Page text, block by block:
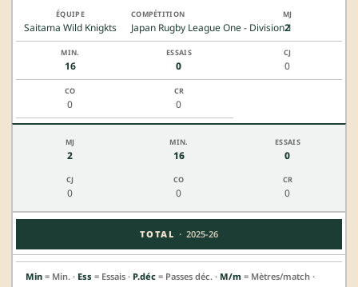
Saitama Wild Knigkts Japan Rugby League One - Division 1
2
16 0 0
0 0
2 16 0
0 0 0
TOTAL · 2025-26
Min = Min. · Ess = Essais · P.déc = Passes déc. · M/m = Mètres/match ·